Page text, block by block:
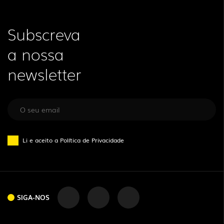
Subscreva
a nossa
newsletter
Li e aceito a Política de Privacidade
SIGA-NOS